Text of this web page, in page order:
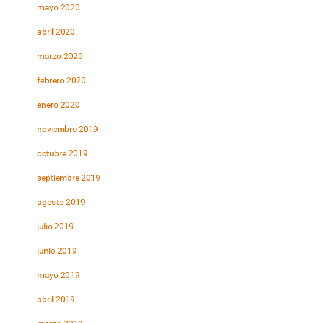
mayo 2020
abril 2020
marzo 2020
febrero 2020
enero 2020
noviembre 2019
octubre 2019
septiembre 2019
agosto 2019
julio 2019
junio 2019
mayo 2019
abril 2019